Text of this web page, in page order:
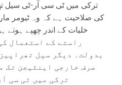
ترکی میں ٹی سی آر-ٹی سیل
کی صلاحیت ہے کہ وہ ٹیومر
خلیات کے اندر چھپے
بدولت۔ دیگر سیل
صرف خارجی اینٹیجن تک
ترکی میں ٹی سی